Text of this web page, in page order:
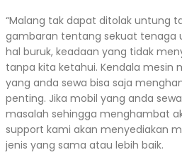
“Malang tak dapat ditolak untung
gambaran tentang sekuat tenaga
hal buruk, keadaan yang tidak
tanpa kita ketahui. Kendala mesin
yang anda sewa bisa saja
penting. Jika mobil yang anda
masalah sehingga menghambat
support kami akan menyediakan
jenis yang sama atau lebih baik.